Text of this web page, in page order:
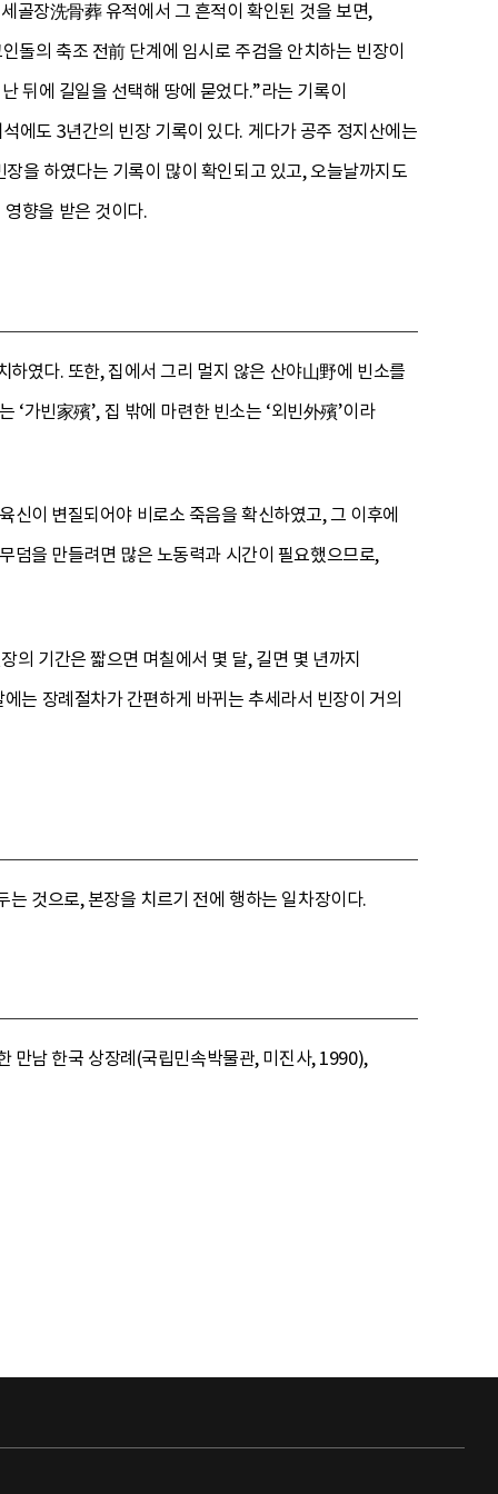
골장洗骨葬 유적에서 그 흔적이 확인된 것을 보면,
돌의 축조 전前 단계에 임시로 주검을 안치하는 빈장이
뒤에 길일을 선택해 땅에 묻었다.”라는 기록이
에도 3년간의 빈장 기록이 있다. 게다가 공주 정지산에는
을 하였다는 기록이 많이 확인되고 있고, 오늘날까지도
향을 받은 것이다.
하였다. 또한, 집에서 그리 멀지 않은 산야山野에 빈소를
가빈家殯’, 집 밖에 마련한 빈소는 ‘외빈外殯’이라
이 변질되어야 비로소 죽음을 확신하였고, 그 이후에
덤을 만들려면 많은 노동력과 시간이 필요했으므로,
의 기간은 짧으면 며칠에서 몇 달, 길면 몇 년까지
는 장례절차가 간편하게 바뀌는 추세라서 빈장이 거의
것으로, 본장을 치르기 전에 행하는 일차장이다.
남 한국 상장례(국립민속박물관, 미진사, 1990),